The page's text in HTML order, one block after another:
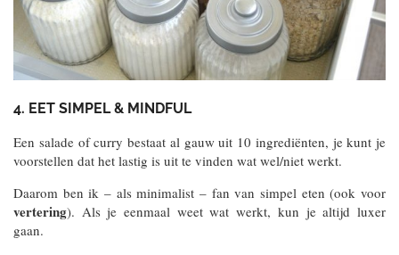
4. EET SIMPEL & MINDFUL
Een salade of curry bestaat al gauw uit 10 ingrediënten, je kunt je
voorstellen dat het lastig is uit te vinden wat wel/niet werkt.
Daarom ben ik – als minimalist – fan van simpel eten (ook voor
vertering). Als je eenmaal weet wat werkt, kun je altijd luxer
gaan.